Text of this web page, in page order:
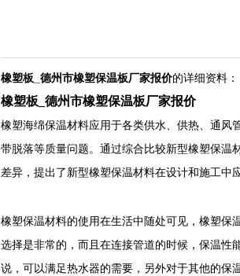
橡塑板_德州市橡塑保温板厂家报价的详细资料：
橡塑板_德州市橡塑保温板厂家报价
橡塑海绵保温材料应用于各类供水、供热、通风
带脱落等质量问题。通过综合比较新型橡塑保温
差异，提出了新型橡塑保温材料在设计和施工中
橡塑保温材料的使用在生活中随处可见，橡塑保
选择是非常的，而且在连接管道的时候，保温性
说，可以满足热水器的需要，另外对于其他的保